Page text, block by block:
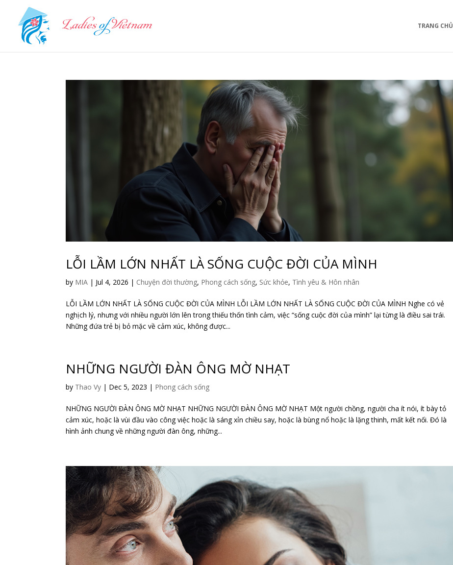
TRANG CHỦ
LỖI LẦM LỚN NHẤT LÀ SỐNG CUỘC ĐỜI CỦA MÌNH
by MIA | Jul 4, 2026 | Chuyện đời thường, Phong cách sống, Sức khỏe, Tình yêu & Hôn nhân
LỖI LẦM LỚN NHẤT LÀ SỐNG CUỘC ĐỜI CỦA MÌNH LỖI LẦM LỚN NHẤT LÀ SỐNG CUỘC ĐỜI CỦA MÌNH Nghe có vẻ
nghịch lý, nhưng với nhiều người lớn lên trong thiếu thốn tình cảm, việc “sống cuộc đời của mình” lại từng là điều sai trái.
Những đứa trẻ bị bỏ mặc về cảm xúc, không được...
NHỮNG NGƯỜI ĐÀN ÔNG MỜ NHẠT
by Thao Vy | Dec 5, 2023 | Phong cách sống
NHỮNG NGƯỜI ĐÀN ÔNG MỜ NHẠT NHỮNG NGƯỜI ĐÀN ÔNG MỜ NHẠT Một người chồng, người cha ít nói, ít bày tỏ
cảm xúc, hoặc là vùi đầu vào công việc hoặc là sáng xỉn chiều say, hoặc là bùng nổ hoặc là lặng thinh, mất kết nối. Đó là
hình ảnh chung về những người đàn ông, những...